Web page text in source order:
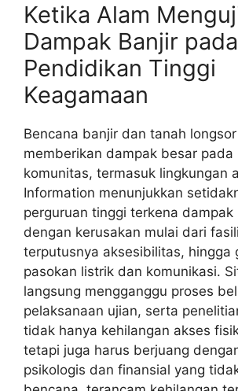
Ketika Alam
Dampak Banjir pada
Pendidikan Tinggi
Keagamaan
Bencana banjir dan tanah
memberikan dampak besar pada
komunitas, termasuk lingkungan
Information menunjukkan
perguruan tinggi terkena dampak
dengan kerusakan mulai dari
terputusnya aksesibilitas, hingga
pasokan listrik dan komunikasi.
langsung mengganggu proses
pelaksanaan ujian, serta
tidak hanya kehilangan akses
tetapi juga harus berjuang
psikologis dan finansial yang